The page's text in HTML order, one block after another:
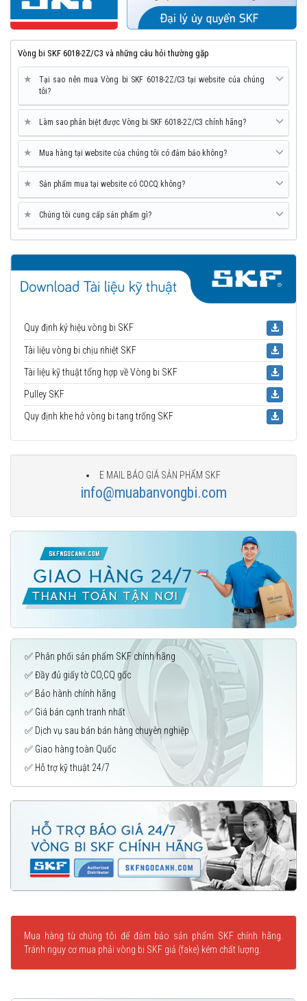
Vòng bi SKF 6018-2Z/C3 và những câu hỏi thường gặp
★
Tại sao nên mua Vòng bi SKF 6018-2Z/C3 tại website của chúng
tôi?
★ Làm sao phân biệt được Vòng bi SKF 6018-2Z/C3 chính hãng?
★ Mua hàng tại website của chúng tôi có đảm bảo không?
★ Sản phẩm mua tại website có COCQ không?
★ Chúng tôi cung cấp sản phẩm gì?
Quy định ký hiệu vòng bi SKF
Tài liệu vòng bi chịu nhiệt SKF
Tài liệu kỹ thuật tổng hợp về Vòng bi SKF
Pulley SKF
Quy định khe hở vòng bi tang trống SKF
E MAIL BÁO GIÁ SẢN PHẨM SKF
info@muabanvongbi.com
✅ Phân phối sản phẩm SKF chính hãng
✅ Đầy đủ giấy tờ CO,CQ gốc
✅ Bảo hành chính hãng
✅ Giá bán cạnh tranh nhất
✅ Dịch vụ sau bán bán hàng chuyên nghiệp
✅ Giao hàng toàn Quốc
✅ Hỗ trợ kỹ thuật 24/7
Mua hàng từ chúng tôi để đảm bảo sản phẩm SKF chính hãng.
Tránh nguy cơ mua phải vòng bi SKF giả (fake) kém chất lượng.